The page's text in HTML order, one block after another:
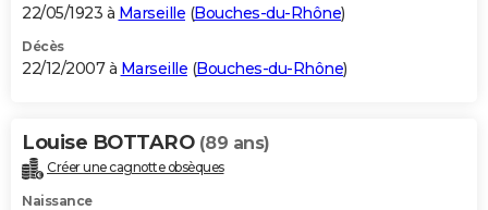
22/05/1923 à Marseille (Bouches-du-Rhône)
Décès
22/12/2007 à Marseille (Bouches-du-Rhône)
Louise BOTTARO (89 ans)
Créer une cagnotte obsèques
Naissance